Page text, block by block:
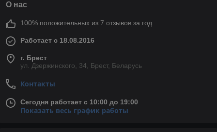
О нас
100% положительных из 7 отзывов за год
Работает с 18.08.2016
г. Брест
ул. Дзержинского, 34, Брест, Беларусь
Контакты
Сегодня работает с 10:00 до 19:00
Показать весь график работы